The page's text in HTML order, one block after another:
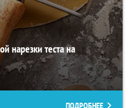
нарезки теста на
ПОДРОБНЕЕ